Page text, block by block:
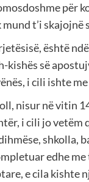
për
t’i skajojnë
është
së
i cili ishte
nisur në vitin
i cili jo
shkolla,
edhe
e cila kishte